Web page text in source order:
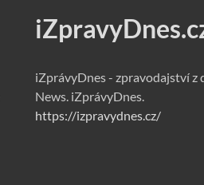
iZprávyDnes - zpravodajství z
News. iZprávyDnes.
https://izpravydnes.cz/